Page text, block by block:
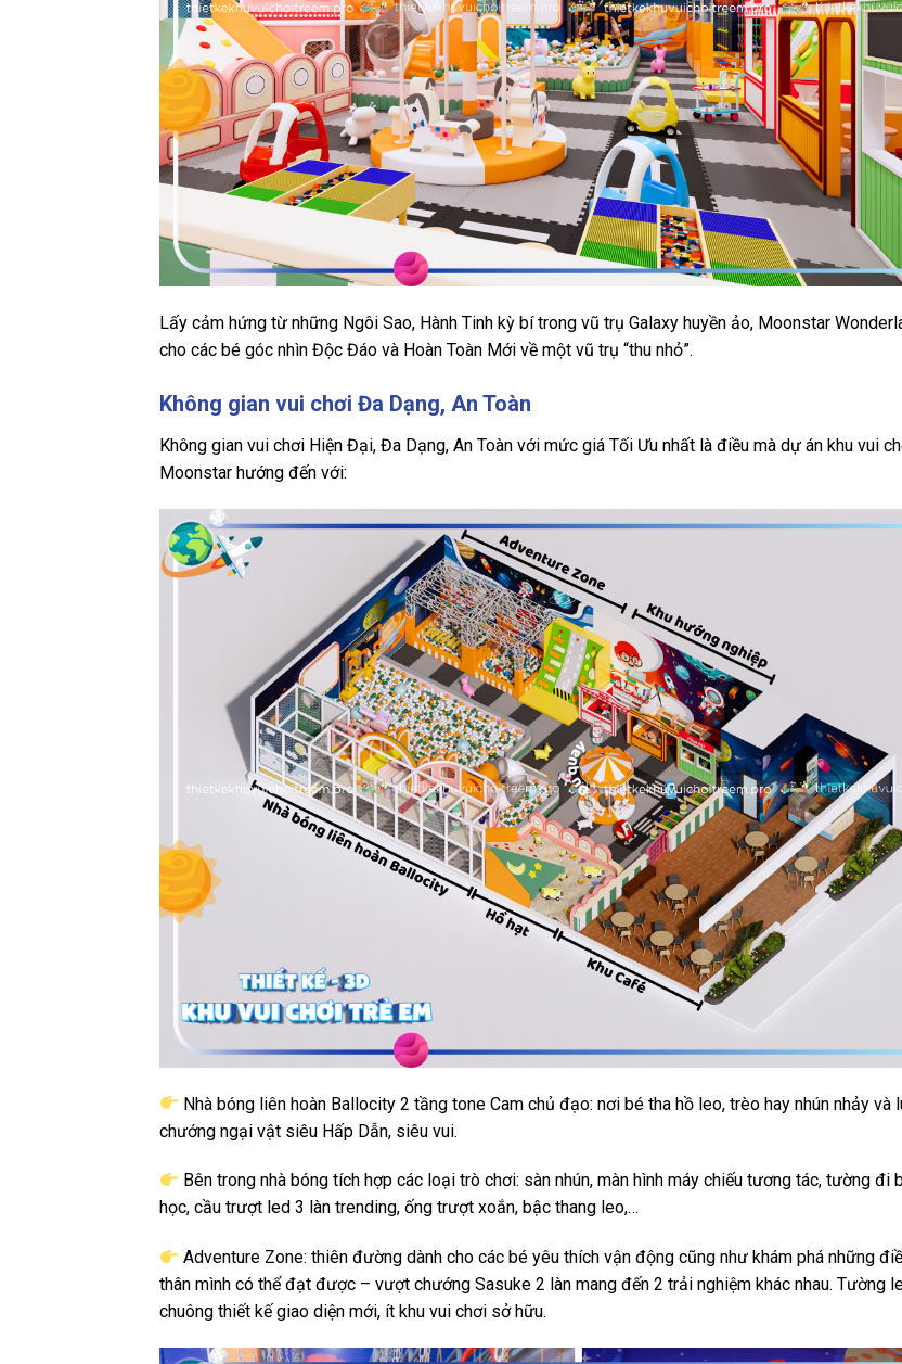
Lấy cảm hứng từ những Ngôi Sao, Hành Tinh kỳ bí trong vũ trụ Galaxy huyền ảo, Moonstar
cho các bé góc nhìn Độc Đáo và Hoàn Toàn Mới về một vũ trụ “thu nhỏ”.
Không gian vui chơi Đa Dạng, An Toàn
Không gian vui chơi Hiện Đại, Đa Dạng, An Toàn với mức giá Tối Ưu nhất là điều mà dự án khu vui
Moonstar hướng đến với:
Nhà bóng liên hoàn Ballocity 2 tầng tone Cam chủ đạo: nơi bé tha hồ leo, trèo hay nhún nhảy và
chướng ngại vật siêu Hấp Dẫn, siêu vui.
Bên trong nhà bóng tích hợp các loại trò chơi: sàn nhún, màn hình máy chiếu tương tác, tường đi
học, cầu trượt led 3 làn trending, ống trượt xoắn, bậc thang leo,…
Adventure Zone: thiên đường dành cho các bé yêu thích vận động cũng như khám phá những
thân mình có thể đạt được – vượt chướng Sasuke 2 làn mang đến 2 trải nghiệm khác nhau. Tường
chuông thiết kế giao diện mới, ít khu vui chơi sở hữu.